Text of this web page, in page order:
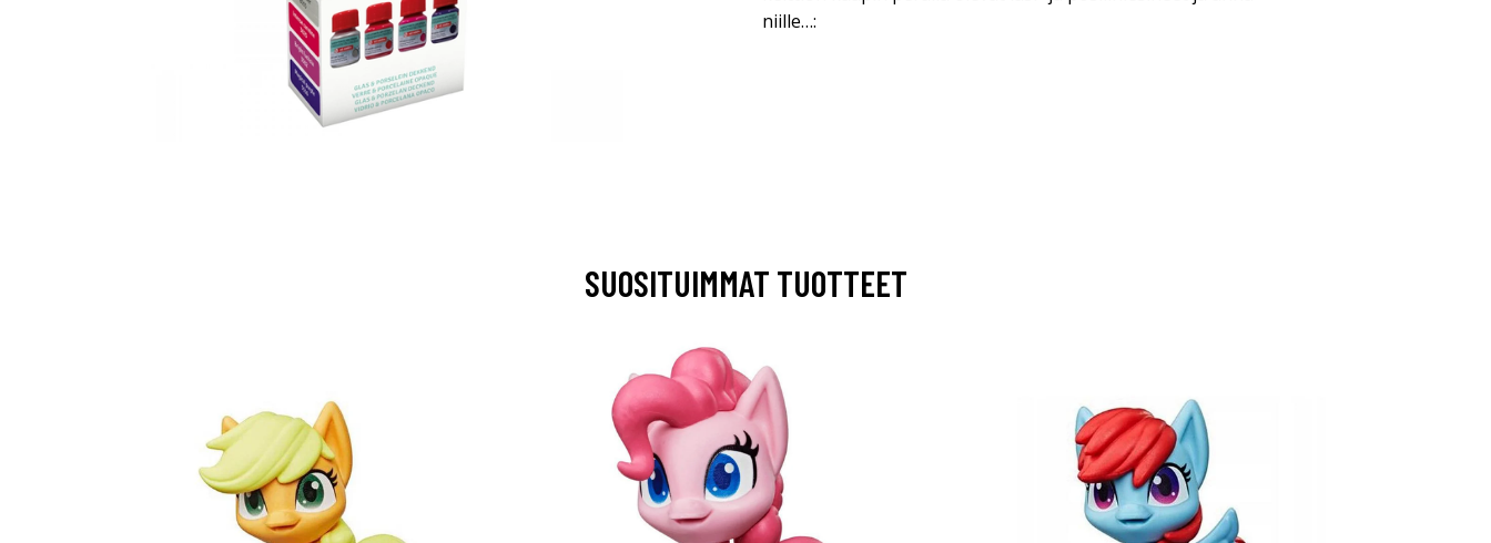
niille…:
SUOSITUIMMAT TUOTTEET